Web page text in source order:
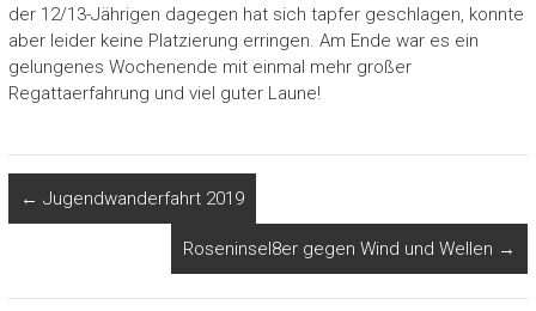
der 12/13-Jährigen dagegen hat sich tapfer geschlagen, konnte
aber leider keine Platzierung erringen. Am Ende war es ein
gelungenes Wochenende mit einmal mehr großer
Regattaerfahrung und viel guter Laune!
← Jugendwanderfahrt 2019
Roseninsel8er gegen Wind und Wellen →